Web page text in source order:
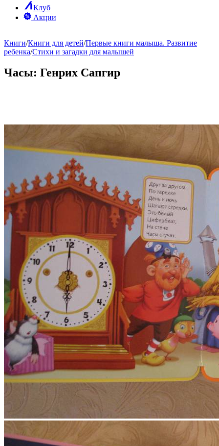
Клуб
Акции
Книги/Книги для детей/Первые книги малыша. Развитие
ребенка/Стихи и загадки для малышей
Часы: Генрих Сапгир